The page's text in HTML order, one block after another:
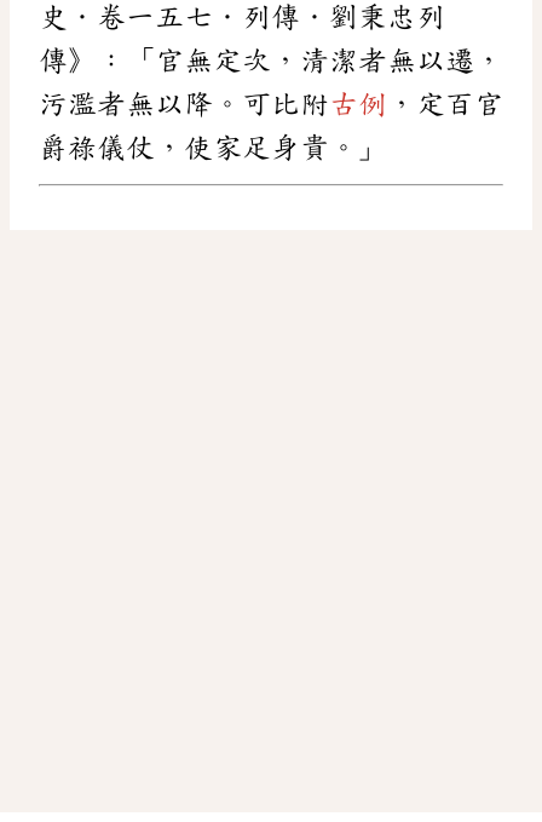
史．卷一五七．列傳．劉秉忠列
傳》：「官無定次，清潔者無以遷，
污濫者無以降。可比附古例 ，定百官
爵祿儀仗，使家足身貴。」